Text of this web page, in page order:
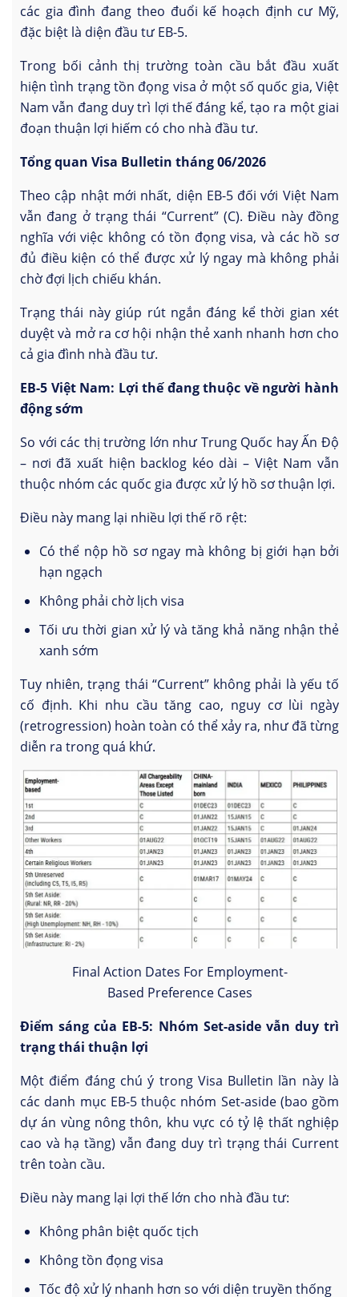
các gia đình đang theo đuổi kế hoạch định cư Mỹ,
đặc biệt là diện đầu tư EB-5.
Trong bối cảnh thị trường toàn cầu bắt đầu xuất
hiện tình trạng tồn đọng visa ở một số quốc gia, Việt
Nam vẫn đang duy trì lợi thế đáng kể, tạo ra một giai
đoạn thuận lợi hiếm có cho nhà đầu tư.
Tổng quan Visa Bulletin tháng 06/2026
Theo cập nhật mới nhất, diện EB-5 đối với Việt Nam
vẫn đang ở trạng thái “Current” (C). Điều này đồng
nghĩa với việc không có tồn đọng visa, và các hồ sơ
đủ điều kiện có thể được xử lý ngay mà không phải
chờ đợi lịch chiếu khán.
Trạng thái này giúp rút ngắn đáng kể thời gian xét
duyệt và mở ra cơ hội nhận thẻ xanh nhanh hơn cho
cả gia đình nhà đầu tư.
EB-5 Việt Nam: Lợi thế đang thuộc về người hành
động sớm
So với các thị trường lớn như Trung Quốc hay Ấn Độ
– nơi đã xuất hiện backlog kéo dài – Việt Nam vẫn
thuộc nhóm các quốc gia được xử lý hồ sơ thuận lợi.
Điều này mang lại nhiều lợi thế rõ rệt:
Có thể nộp hồ sơ ngay mà không bị giới hạn bởi
hạn ngạch
Không phải chờ lịch visa
Tối ưu thời gian xử lý và tăng khả năng nhận thẻ
xanh sớm
Tuy nhiên, trạng thái “Current” không phải là yếu tố
cố định. Khi nhu cầu tăng cao, nguy cơ lùi ngày
(retrogression) hoàn toàn có thể xảy ra, như đã từng
diễn ra trong quá khứ.
Final Action Dates For Employment-
Based Preference Cases
Điểm sáng của EB-5: Nhóm Set-aside vẫn duy trì
trạng thái thuận lợi
Một điểm đáng chú ý trong Visa Bulletin lần này là
các danh mục EB-5 thuộc nhóm Set-aside (bao gồm
dự án vùng nông thôn, khu vực có tỷ lệ thất nghiệp
cao và hạ tầng) vẫn đang duy trì trạng thái Current
trên toàn cầu.
Điều này mang lại lợi thế lớn cho nhà đầu tư:
Không phân biệt quốc tịch
Không tồn đọng visa
Tốc độ xử lý nhanh hơn so với diện truyền thống